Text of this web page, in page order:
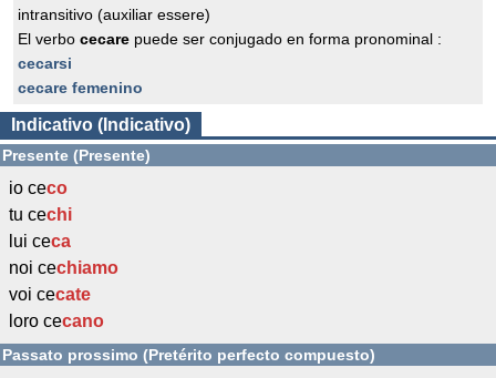
intransitivo (auxiliar essere)
El verbo cecare puede ser conjugado en forma pronominal :
cecarsi
cecare femenino
Indicativo (Indicativo)
Presente (Presente)
io ceco
tu cechi
lui ceca
noi cechiamo
voi cecate
loro cecano
Passato prossimo (Pretérito perfecto compuesto)